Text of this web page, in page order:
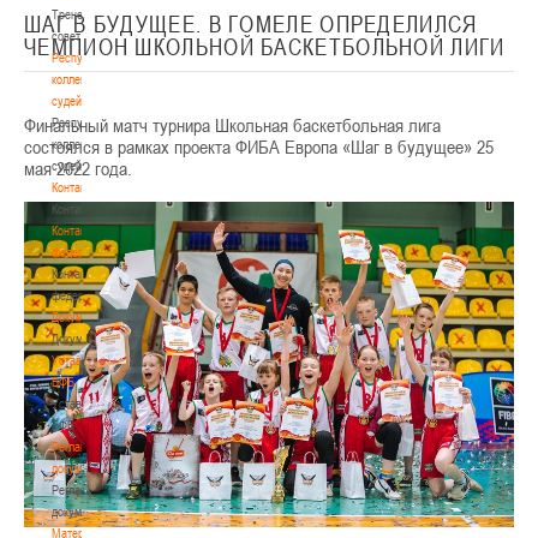
Тренерский
совет
Республиканская
коллегия
судей
Республиканская
коллегия
судей
Контакты
Контакты
Контакты
федерации
Контакты
федерации
Документы
Документы
Устав
БФБ
Устав
БФБ
Регламентирующие
документы
Регламентирующие
документы
Материалы
ШАГ В БУДУЩЕЕ. В ГОМЕЛЕ ОПРЕДЕЛИЛСЯ
ЧЕМПИОН ШКОЛЬНОЙ БАСКЕТБОЛЬНОЙ ЛИГИ
Финальный матч турнира Школьная баскетбольная лига
состоялся в рамках проекта ФИБА Европа «Шаг в будущее» 25
мая 2022 года.